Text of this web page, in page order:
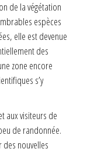
de la végétation
espèces
elle est devenue
des
zone encore
s’y
aux visiteurs de
de randonnée.
des nouvelles